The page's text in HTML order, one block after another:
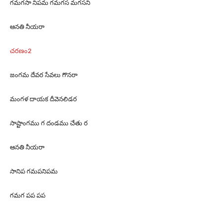
గమగసా నిపమ గమగస మగసని
ఆనతి నీయరా
చరణం2
జంగమ దేవర సేవలు గొనరా
మంగళ దాయక దీవెనలిడర
సాష్టాంగము గ దండము చేతు ర
ఆనతి నీయరా
సానిప గమపనిపమ
గమగ పప పప